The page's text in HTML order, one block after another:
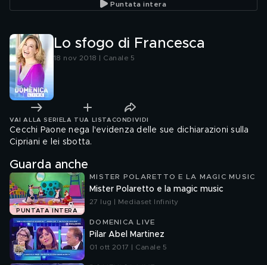
Puntata intera
Lo sfogo di Francesca
18 nov 2018 | Canale 5
VAI ALLA SERIE LA TUA LISTA CONDIVIDI
Cecchi Paone nega l'evidenza delle sue dichiarazioni sulla
Cipriani e lei sbotta.
Guarda anche
PUNTATA INTERA
MISTER POLARETTO E LA MAGIC MUSIC
Mister Polaretto e la magic music
27 lug | Mediaset Infinity
DOMENICA LIVE
Pilar Abel Martinez
01 ott 2017 | Canale 5